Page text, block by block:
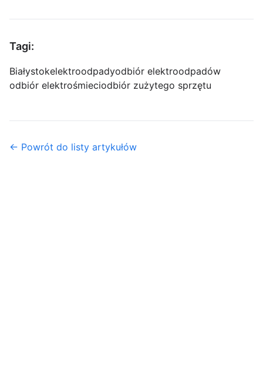
Tagi:
Białystokelektroodpadyodbiór elektroodpadów
odbiór elektrośmieciodbiór zużytego sprzętu
← Powrót do listy artykułów